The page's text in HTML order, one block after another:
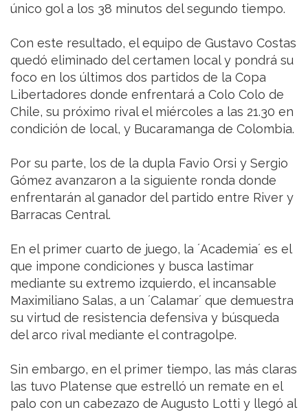
único gol a los 38 minutos del segundo tiempo.
Con este resultado, el equipo de Gustavo Costas
quedó eliminado del certamen local y pondrá su
foco en los últimos dos partidos de la Copa
Libertadores donde enfrentará a Colo Colo de
Chile, su próximo rival el miércoles a las 21.30 en
condición de local, y Bucaramanga de Colombia.
Por su parte, los de la dupla Favio Orsi y Sergio
Gómez avanzaron a la siguiente ronda donde
enfrentarán al ganador del partido entre River y
Barracas Central.
En el primer cuarto de juego, la ´Academia´ es el
que impone condiciones y busca lastimar
mediante su extremo izquierdo, el incansable
Maximiliano Salas, a un ´Calamar´ que demuestra
su virtud de resistencia defensiva y búsqueda
del arco rival mediante el contragolpe.
Sin embargo, en el primer tiempo, las más claras
las tuvo Platense que estrelló un remate en el
palo con un cabezazo de Augusto Lotti y llegó al